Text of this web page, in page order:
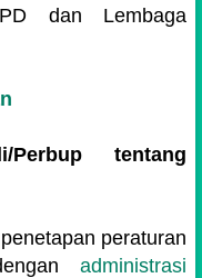
dan Lembaga
Perbup tentang
peraturan
administrasi